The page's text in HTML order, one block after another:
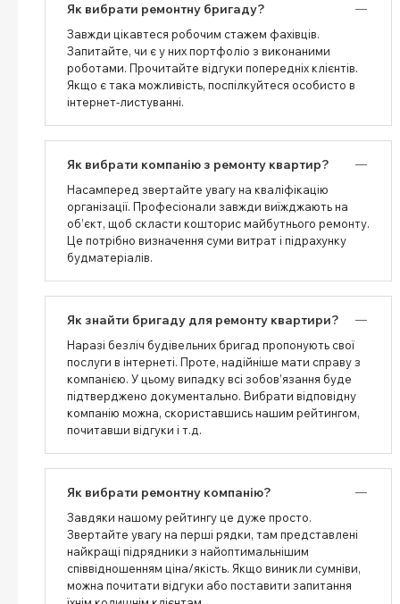
Як вибрати ремонтну бригаду?
Завжди цікавтеся робочим стажем фахівців.
Запитайте, чи є у них портфоліо з виконаними
роботами. Прочитайте відгуки попередніх клієнтів.
Якщо є така можливість, поспілкуйтеся особисто в
інтернет-листуванні.
Як вибрати компанію з ремонту квартир?
Насамперед звертайте увагу на кваліфікацію
організації. Професіонали завжди виїжджають на
об’єкт, щоб скласти кошторис майбутнього ремонту.
Це потрібно визначення суми витрат і підрахунку
будматеріалів.
Як знайти бригаду для ремонту квартири?
Наразі безліч будівельних бригад пропонують свої
послуги в інтернеті. Проте, надійніше мати справу з
компанією. У цьому випадку всі зобов’язання буде
підтверджено документально. Вибрати відповідну
компанію можна, скориставшись нашим рейтингом,
почитавши відгуки і т.д.
Як вибрати ремонтну компанію?
Завдяки нашому рейтингу це дуже просто.
Звертайте увагу на перші рядки, там представлені
найкращі підрядники з найоптимальнішим
співвідношенням ціна/якість. Якщо виникли сумніви,
можна почитати відгуки або поставити запитання